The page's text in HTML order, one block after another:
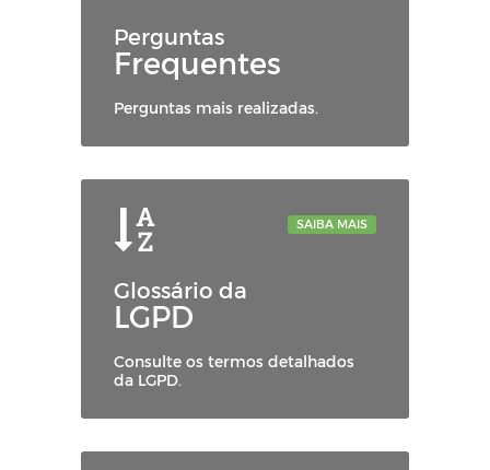
Perguntas
Frequentes
Perguntas mais realizadas.
Glossário da
LGPD
Consulte os termos detalhados
da LGPD.
SAIBA MAIS